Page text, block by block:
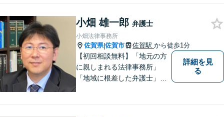
法書士などとも連携しワンス
トップで解決。難事件には他
弁護士と協力も。元調停委
員。
小畑 雄一郎 弁護士
小畑法律事務所
佐賀県|佐賀市 佐賀駅 から徒歩1分
【初回相談無料】「地元の方
に親しまれる法律事務所」
「地域に根差した弁護士」を
詳細を見
る